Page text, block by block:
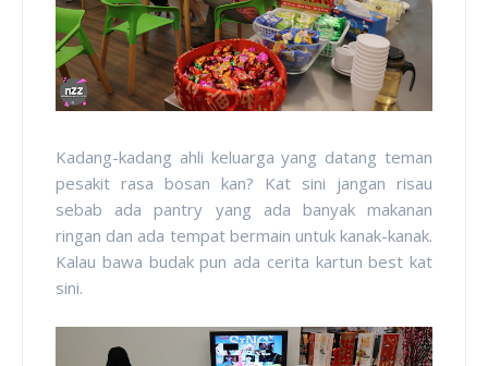
Kadang-kadang ahli keluarga yang datang teman
pesakit rasa bosan kan? Kat sini jangan risau
sebab ada pantry yang ada banyak makanan
ringan dan ada tempat bermain untuk kanak-kanak.
Kalau bawa budak pun ada cerita kartun best kat
sini.